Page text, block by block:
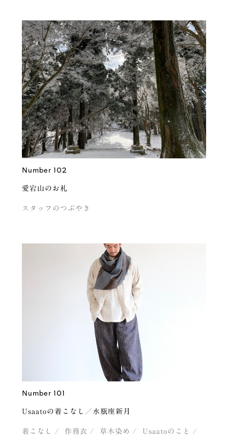
Number 102
愛宕山のお札
スタッフのつぶやき
Number 101
Usaatoの着こなし／水瓶座新月
着こなし 作務衣 草木染め Usaatoのこと